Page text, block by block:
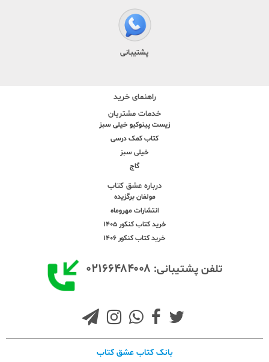
پشتیبانی
راهنمای خرید
خدمات مشتریان
زیست پینوکیو خیلی سبز
کتاب کمک درسی
خیلی سبز
گاج
درباره عشق کتاب
مولفان برگزیده
انتشارات مهروماه
خرید کتاب کنکور 1405
خرید کتاب کنکور 1406
تلفن پشتیبانی: ۰۲۱۶۶۴۸۴۰۰۸
بانک کتاب عشق کتاب